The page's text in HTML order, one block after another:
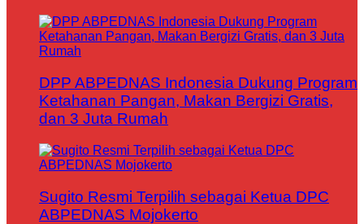
DPP ABPEDNAS Indonesia Dukung Program
Ketahanan Pangan, Makan Bergizi Gratis,
dan 3 Juta Rumah
Sugito Resmi Terpilih sebagai Ketua DPC
ABPEDNAS Mojokerto